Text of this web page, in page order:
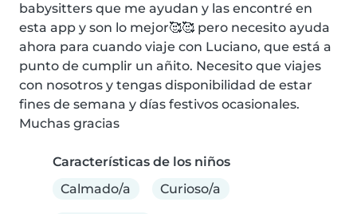
babysitters que me ayudan y las encontré en
esta app y son lo mejor🥰🥰 pero necesito ayuda
ahora para cuando viaje con Luciano, que está a
punto de cumplir un añito. Necesito que viajes
con nosotros y tengas disponibilidad de estar
fines de semana y días festivos ocasionales.
Muchas gracias
Características de los niños
Calmado/a
Curioso/a